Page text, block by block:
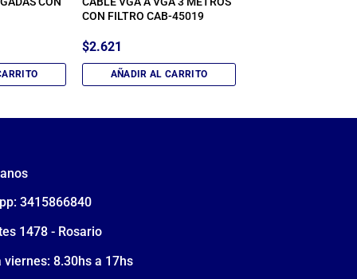
CON FILTRO CAB-45019
$2.621
AÑADIR AL CARRITO
3415866840
1478 - Rosario
viernes: 8.30hs a 17hs